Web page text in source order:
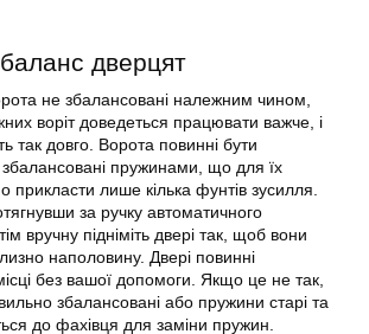
дверцят
не збалансовані належним чином,
воріт доведеться працювати важче, і
так довго. Ворота повинні бути
збалансовані пружинами, що для їх
прикласти лише кілька фунтів зусилля.
за ручку автоматичного
вручну підніміть двері так, щоб вони
наполовину. Двері повинні
без вашої допомоги. Якщо це не так,
збалансовані або пружини старі та
до фахівця для заміни пружин.